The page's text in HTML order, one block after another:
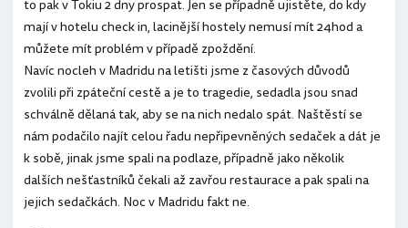
to pak v Tokiu 2 dny prospat. Jen se případně ujistěte, do kdy
mají v hotelu check in, lacinější hostely nemusí mít 24hod a
můžete mít problém v případě zpoždění.
Navíc nocleh v Madridu na letišti jsme z časových důvodů
zvolili při zpáteční cestě a je to tragedie, sedadla jsou snad
schválně dělaná tak, aby se na nich nedalo spát. Naštěstí se
nám podačilo najít celou řadu nepřipevněných sedaček a dát je
k sobě, jinak jsme spali na podlaze, případně jako několik
dalších nešťastníků čekali až zavřou restaurace a pak spali na
jejich sedačkách. Noc v Madridu fakt ne.